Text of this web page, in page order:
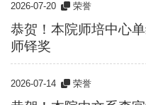
2026-07-20 荣誉
恭贺！本院师培中心
师铎奖
2026-07-14 荣誉